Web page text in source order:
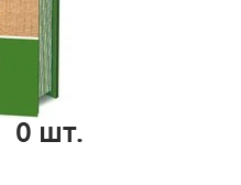
0 шт.